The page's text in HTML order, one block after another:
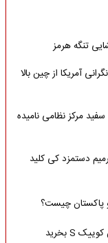
تنگه هرمز
آمریکا از چین بالا
مرکز نظامی نامیده
دستمزد کی کلید
پاکستان چیست؟